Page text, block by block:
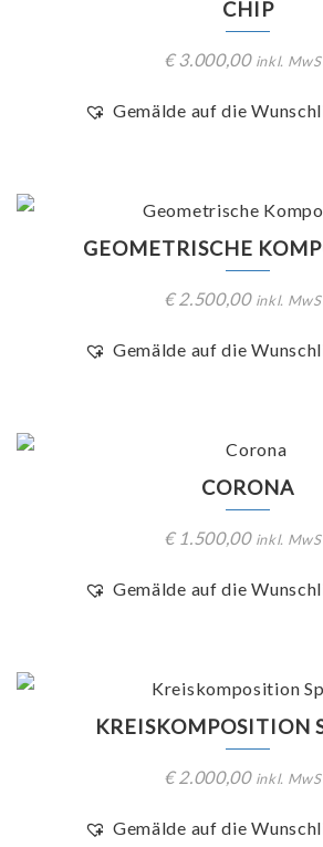
CHIP
€3.000,00 inkl.
Gemälde auf die
GEOMETRISCHE
€2.500,00 inkl.
Gemälde auf die
CORONA
€1.500,00 inkl.
Gemälde auf die
KREISKOMPOSITION
€2.000,00 inkl.
Gemälde auf die